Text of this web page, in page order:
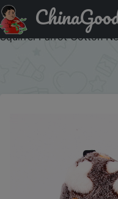
Придбати 1PCS Coral
House Hanging Hamster
Squirrel Parrot Cotton